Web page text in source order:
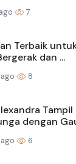
7
Terbaik
dan ...
8
Tampil
dengan
6